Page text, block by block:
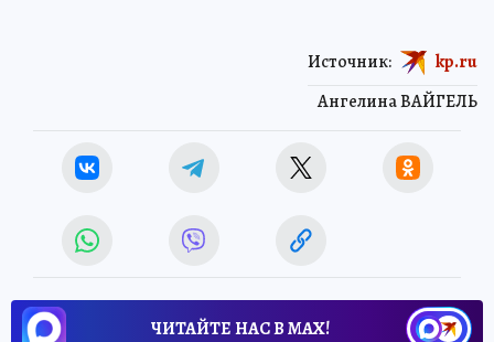
Ангелина ВАЙГЕЛЬ
Источник: kp.ru
ЧИТАЙТЕ НАС В МАХ!